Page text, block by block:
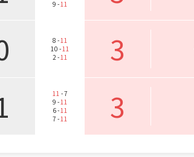
9 -11
8 -11
10 -11
2 -11 3
11 - 7
9 -11
6 -11
7 -11 3